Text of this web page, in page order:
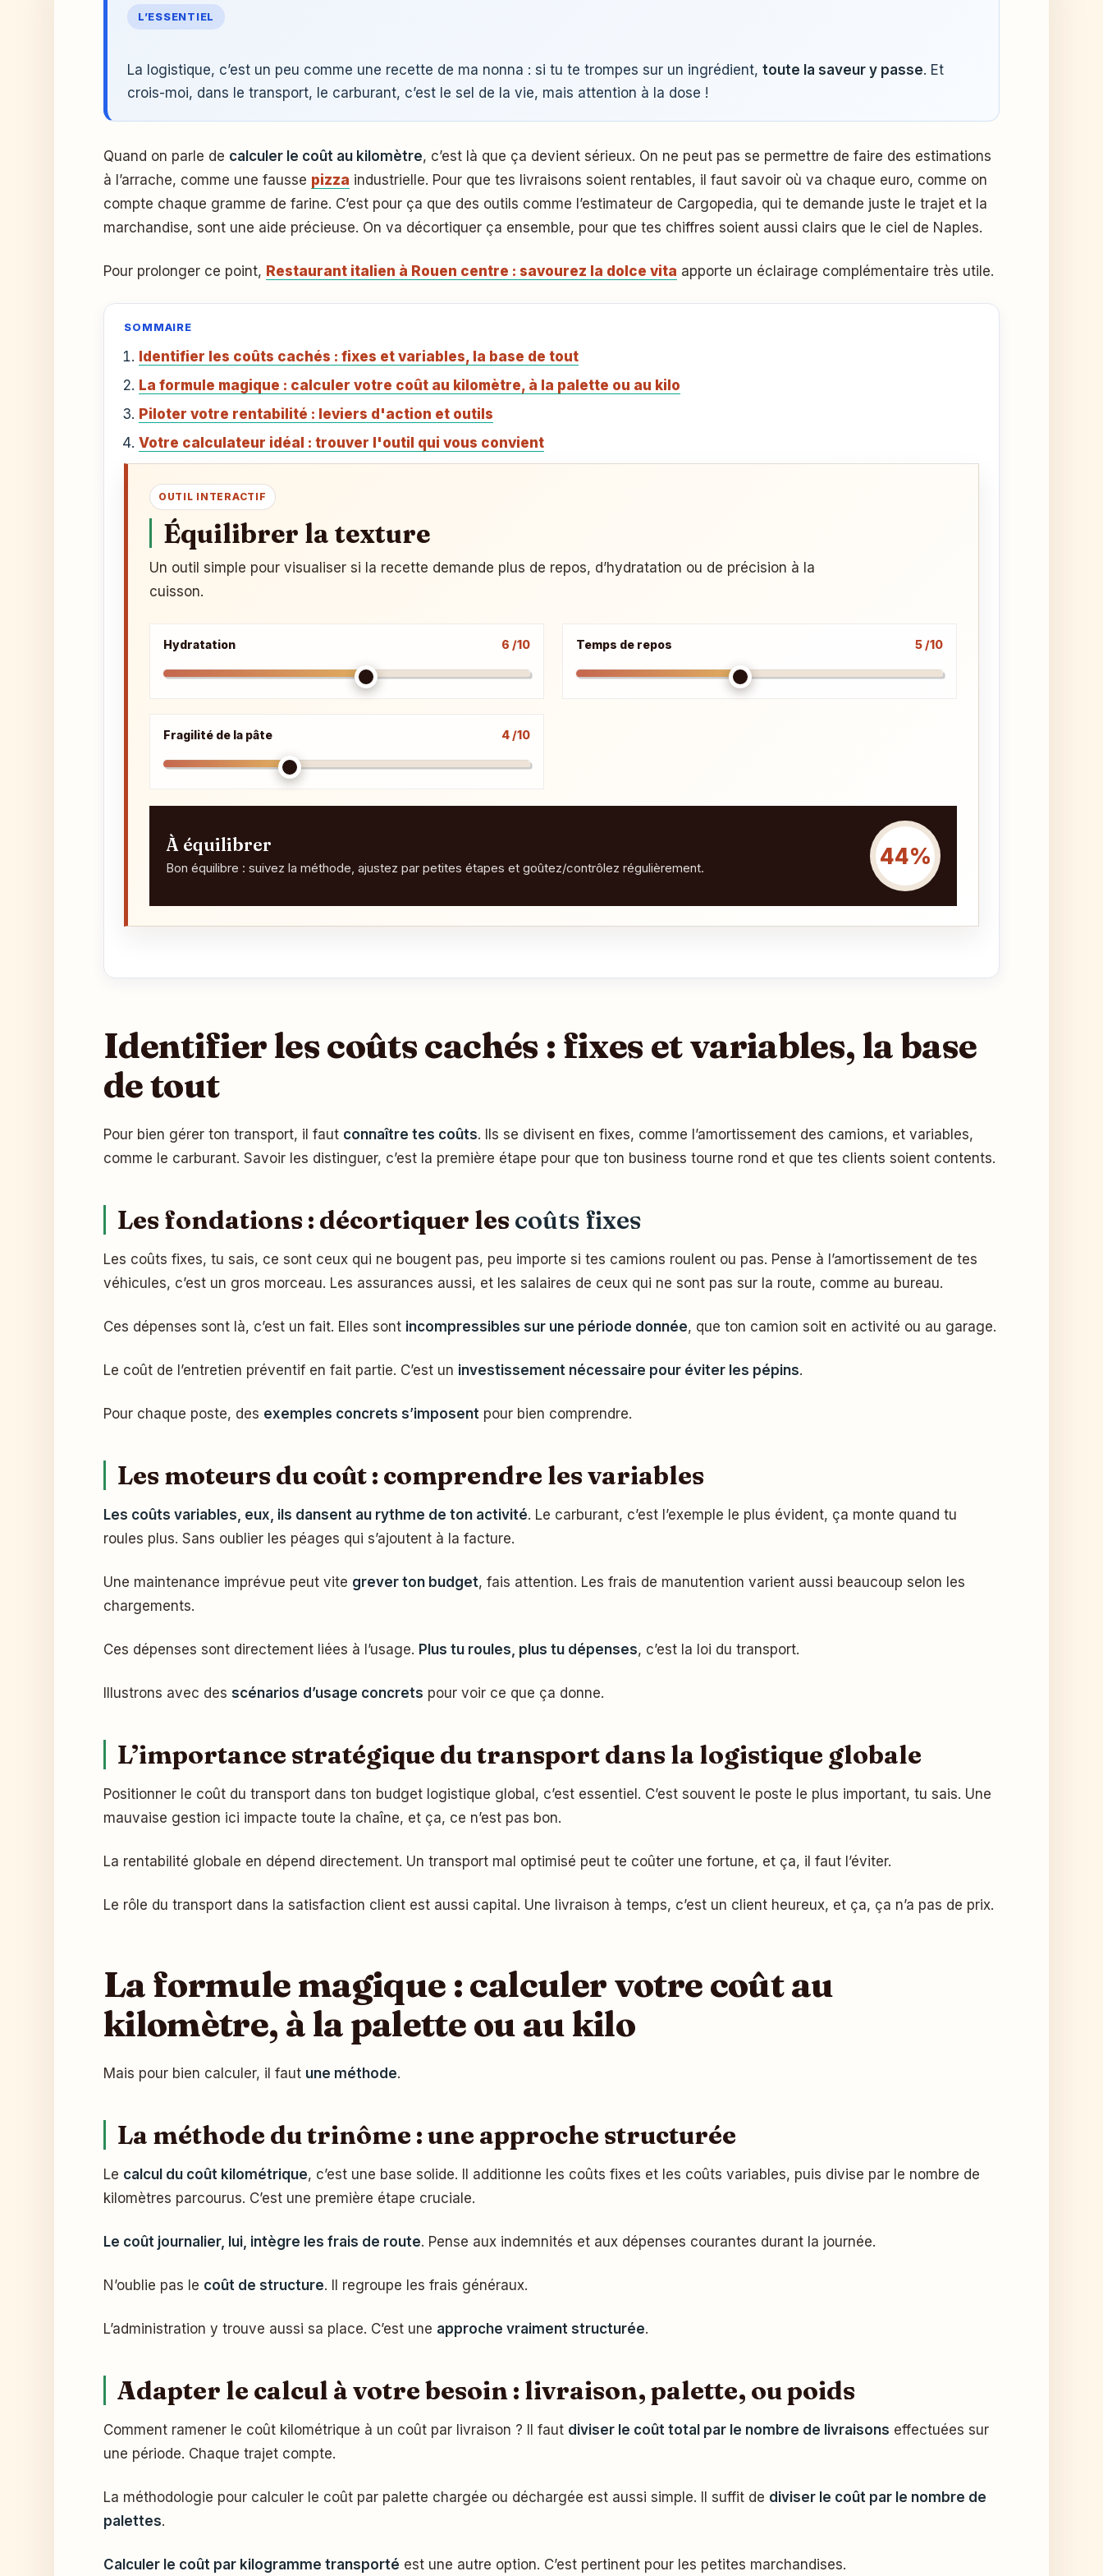
L’ESSENTIEL
La logistique, c’est un peu comme une recette de ma nonna : si tu te trompes sur un ingrédient, toute la saveur y passe. Et
crois-moi, dans le transport, le carburant, c’est le sel de la vie, mais attention à la dose !
Quand on parle de calculer le coût au kilomètre, c’est là que ça devient sérieux. On ne peut pas se permettre de faire des estimations
à l’arrache, comme une fausse pizza industrielle. Pour que tes livraisons soient rentables, il faut savoir où va chaque euro, comme on
compte chaque gramme de farine. C’est pour ça que des outils comme l’estimateur de Cargopedia, qui te demande juste le trajet et la
marchandise, sont une aide précieuse. On va décortiquer ça ensemble, pour que tes chiffres soient aussi clairs que le ciel de Naples.
Pour prolonger ce point, Restaurant italien à Rouen centre : savourez la dolce vita apporte un éclairage complémentaire très utile.
SOMMAIRE
Identifier les coûts cachés : fixes et variables, la base de tout
La formule magique : calculer votre coût au kilomètre, à la palette ou au kilo
Piloter votre rentabilité : leviers d'action et outils
Votre calculateur idéal : trouver l'outil qui vous convient
OUTIL INTERACTIF
Équilibrer la texture
Un outil simple pour visualiser si la recette demande plus de repos, d’hydratation ou de précision à la
cuisson.
Hydratation 6 /10 Temps de repos 5 /10
Fragilité de la pâte 4 /10
À équilibrer
Bon équilibre : suivez la méthode, ajustez par petites étapes et goûtez/contrôlez régulièrement. 44%
Identifier les coûts cachés : fixes et variables, la base
de tout
Pour bien gérer ton transport, il faut connaître tes coûts. Ils se divisent en fixes, comme l’amortissement des camions, et variables,
comme le carburant. Savoir les distinguer, c’est la première étape pour que ton business tourne rond et que tes clients soient contents.
Les fondations : décortiquer lescoûts fixes
Les coûts fixes, tu sais, ce sont ceux qui ne bougent pas, peu importe si tes camions roulent ou pas. Pense à l’amortissement de tes
véhicules, c’est un gros morceau. Les assurances aussi, et les salaires de ceux qui ne sont pas sur la route, comme au bureau.
Ces dépenses sont là, c’est un fait. Elles sont incompressibles sur une période donnée, que ton camion soit en activité ou au garage.
Le coût de l’entretien préventif en fait partie. C’est un investissement nécessaire pour éviter les pépins.
Pour chaque poste, des exemples concrets s’imposent pour bien comprendre.
Les moteurs du coût : comprendre les variables
Les coûts variables, eux, ils dansent au rythme de ton activité. Le carburant, c’est l’exemple le plus évident, ça monte quand tu
roules plus. Sans oublier les péages qui s’ajoutent à la facture.
Une maintenance imprévue peut vite grever ton budget, fais attention. Les frais de manutention varient aussi beaucoup selon les
chargements.
Ces dépenses sont directement liées à l’usage. Plus tu roules, plus tu dépenses, c’est la loi du transport.
Illustrons avec des scénarios d’usage concrets pour voir ce que ça donne.
L’importance stratégique du transport dans la logistique globale
Positionner le coût du transport dans ton budget logistique global, c’est essentiel. C’est souvent le poste le plus important, tu sais. Une
mauvaise gestion ici impacte toute la chaîne, et ça, ce n’est pas bon.
La rentabilité globale en dépend directement. Un transport mal optimisé peut te coûter une fortune, et ça, il faut l’éviter.
Le rôle du transport dans la satisfaction client est aussi capital. Une livraison à temps, c’est un client heureux, et ça, ça n’a pas de prix.
La formule magique : calculer votre coût au
kilomètre, à la palette ou au kilo
Mais pour bien calculer, il faut une méthode.
La méthode du trinôme : une approche structurée
Le calcul du coût kilométrique, c’est une base solide. Il additionne les coûts fixes et les coûts variables, puis divise par le nombre de
kilomètres parcourus. C’est une première étape cruciale.
Le coût journalier, lui, intègre les frais de route. Pense aux indemnités et aux dépenses courantes durant la journée.
N’oublie pas le coût de structure. Il regroupe les frais généraux.
L’administration y trouve aussi sa place. C’est une approche vraiment structurée.
Adapter le calcul à votre besoin : livraison, palette, ou poids
Comment ramener le coût kilométrique à un coût par livraison ? Il faut diviser le coût total par le nombre de livraisons effectuées sur
une période. Chaque trajet compte.
La méthodologie pour calculer le coût par palette chargée ou déchargée est aussi simple. Il suffit de diviser le coût par le nombre de
palettes.
Calculer le coût par kilogramme transporté est une autre option. C’est pertinent pour les petites marchandises.